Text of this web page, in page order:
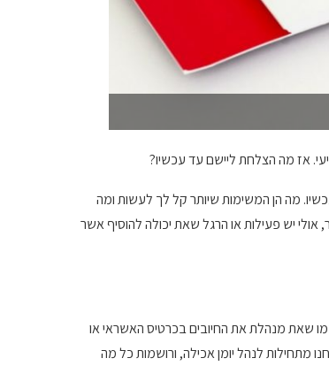
אז מה הצלחת ליישם עד עכשיו?
מה הן המשימות שיותר קל לך לעשות ומה
אולי יש פעילות או הרגל שאת יכולה להוסיף אשר
כמו שאת מנהלת את החיובים בכרטיס האשראי או
לנהל יומן אכילה, ורושמות כל מה